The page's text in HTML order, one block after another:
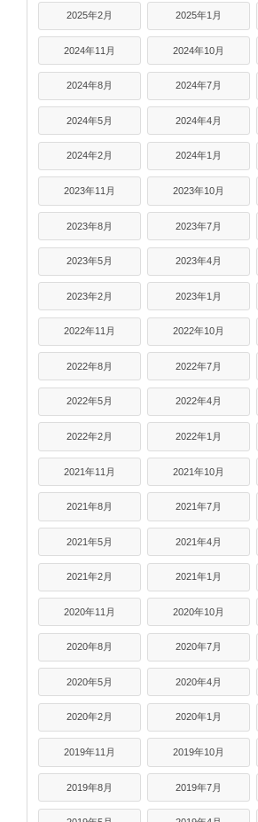
2025年2月 2025年1月
2024年11月 2024年10月
2024年8月 2024年7月
2024年5月 2024年4月
2024年2月 2024年1月
2023年11月 2023年10月
2023年8月 2023年7月
2023年5月 2023年4月
2023年2月 2023年1月
2022年11月 2022年10月
2022年8月 2022年7月
2022年5月 2022年4月
2022年2月 2022年1月
2021年11月 2021年10月
2021年8月 2021年7月
2021年5月 2021年4月
2021年2月 2021年1月
2020年11月 2020年10月
2020年8月 2020年7月
2020年5月 2020年4月
2020年2月 2020年1月
2019年11月 2019年10月
2019年8月 2019年7月